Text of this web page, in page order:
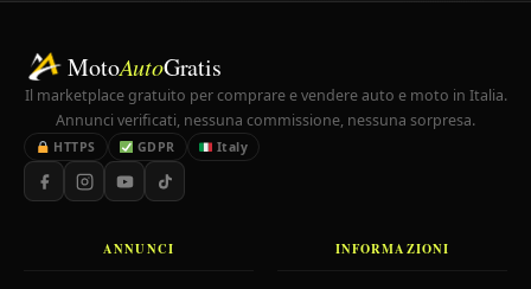
MotoAutoGratis
Il marketplace gratuito per comprare e vendere auto e moto in Italia.
Annunci verificati, nessuna commissione, nessuna sorpresa.
HTTPS GDPR Italy
ANNUNCI INFORMAZIONI